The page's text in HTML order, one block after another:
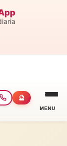
🔮
MENU